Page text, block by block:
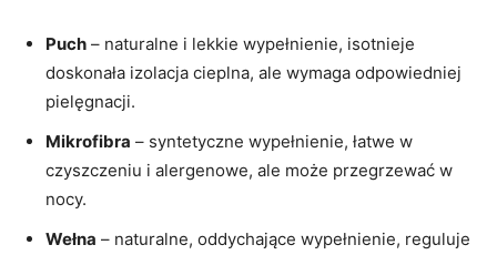
Puch – naturalne i lekkie wypełnienie, ⁣isotnieje
doskonała ⁤izolacja cieplna, ⁤ale wymaga odpowiedniej
pielęgnacji.
Mikrofibra – syntetyczne ‌wypełnienie, łatwe w
czyszczeniu ‍i alergenowe, ale może przegrzewać w
nocy.
Wełna – naturalne,⁣ oddychające wypełnienie, reguluje